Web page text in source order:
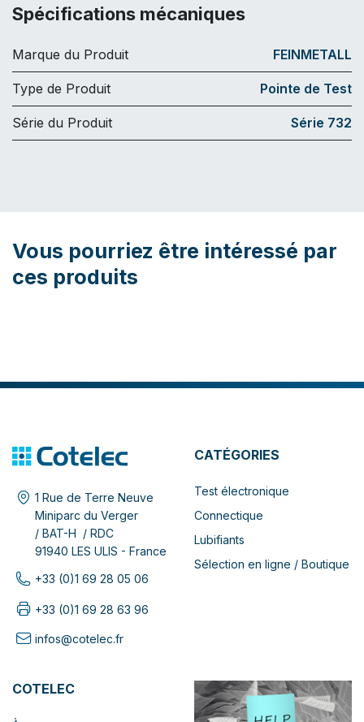
Spécifications mécaniques
Marque du Produit FEINMETALL
Type de Produit Pointe de Test
Série du Produit Série 732
Vous pourriez être intéressé par
ces produits
1 Rue de Terre Neuve
Miniparc du Verger
/ BAT-H / RDC
91940 LES ULIS - France
+33 (0)1 69 28 05 06
+33 (0)1 69 28 63 96
infos@cotelec.fr
CATÉGORIES
Test électronique
Connectique
Lubifiants
Sélection en ligne / Boutique
COTELEC